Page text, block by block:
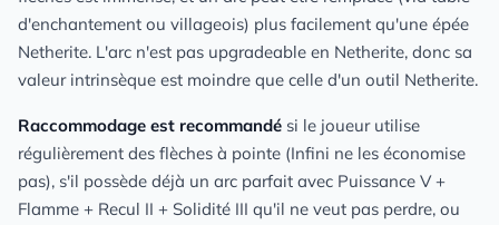
d'enchantement ou villageois) plus facilement qu'une épée
Netherite. L'arc n'est pas upgradeable en Netherite, donc sa
valeur intrinsèque est moindre que celle d'un outil Netherite.
Raccommodage est recommandé si le joueur utilise
régulièrement des flèches à pointe (Infini ne les économise
pas), s'il possède déjà un arc parfait avec Puissance V +
Flamme + Recul II + Solidité III qu'il ne veut pas perdre, ou